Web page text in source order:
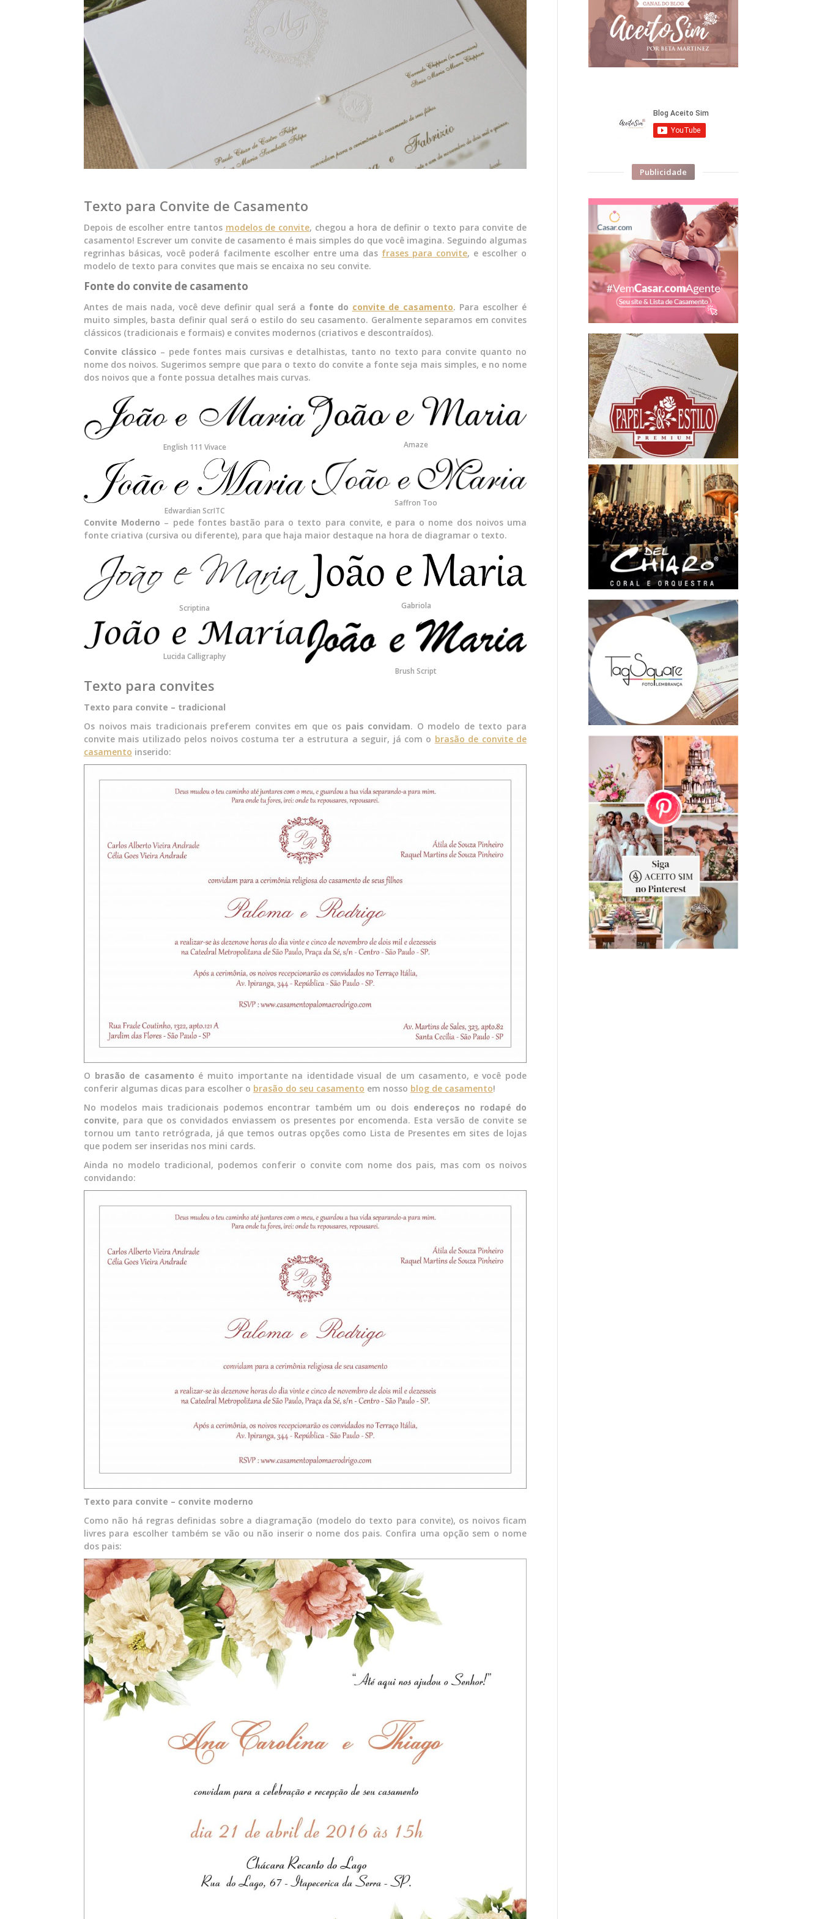
Texto para Convite de Casamento
Depois de escolher entre tantos modelos de convite, chegou a hora de definir o texto para convite de
casamento! Escrever um convite de casamento é mais simples do que você imagina. Seguindo algumas
regrinhas básicas, você poderá facilmente escolher entre uma das frases para convite, e escolher o
modelo de texto para convites que mais se encaixa no seu convite.
Fonte do convite de casamento
Antes de mais nada, você deve definir qual será a fonte do convite de casamento. Para escolher é
muito simples, basta definir qual será o estilo do seu casamento. Geralmente separamos em convites
clássicos (tradicionais e formais) e convites modernos (criativos e descontraídos).
Convite clássico – pede fontes mais cursivas e detalhistas, tanto no texto para convite quanto no
nome dos noivos. Sugerimos sempre que para o texto do convite a fonte seja mais simples, e no nome
dos noivos que a fonte possua detalhes mais curvas.
English 111 Vivace Amaze
Edwardian ScrITC
Saffron Too
Convite Moderno – pede fontes bastão para o texto para convite, e para o nome dos noivos uma
fonte criativa (cursiva ou diferente), para que haja maior destaque na hora de diagramar o texto.
Scriptina Gabriola
Lucida Calligraphy
Brush Script
Texto para convites
Texto para convite – tradicional
Os noivos mais tradicionais preferem convites em que os pais convidam. O modelo de texto para
convite mais utilizado pelos noivos costuma ter a estrutura a seguir, já com o brasão de convite de
casamento inserido:
O brasão de casamento é muito importante na identidade visual de um casamento, e você pode
conferir algumas dicas para escolher o brasão do seu casamento em nosso blog de casamento!
No modelos mais tradicionais podemos encontrar também um ou dois endereços no rodapé do
convite, para que os convidados enviassem os presentes por encomenda. Esta versão de convite se
tornou um tanto retrógrada, já que temos outras opções como Lista de Presentes em sites de lojas
que podem ser inseridas nos mini cards.
Ainda no modelo tradicional, podemos conferir o convite com nome dos pais, mas com os noivos
convidando:
Texto para convite – convite moderno
Como não há regras definidas sobre a diagramação (modelo do texto para convite), os noivos ficam
livres para escolher também se vão ou não inserir o nome dos pais. Confira uma opção sem o nome
dos pais:
Publicidade